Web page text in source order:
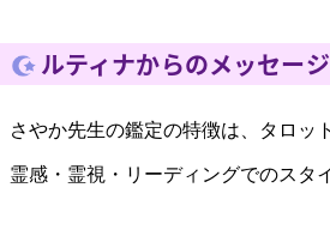
ルティナからのメッセージ